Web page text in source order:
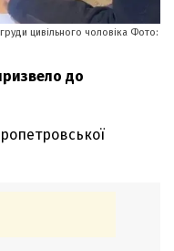
цивільного чоловіка Фото:
до